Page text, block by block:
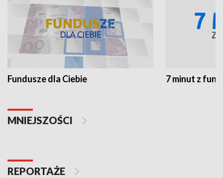
Fundusze dla Ciebie 7 minut z
MNIEJSZOŚCI
REPORTAŻE